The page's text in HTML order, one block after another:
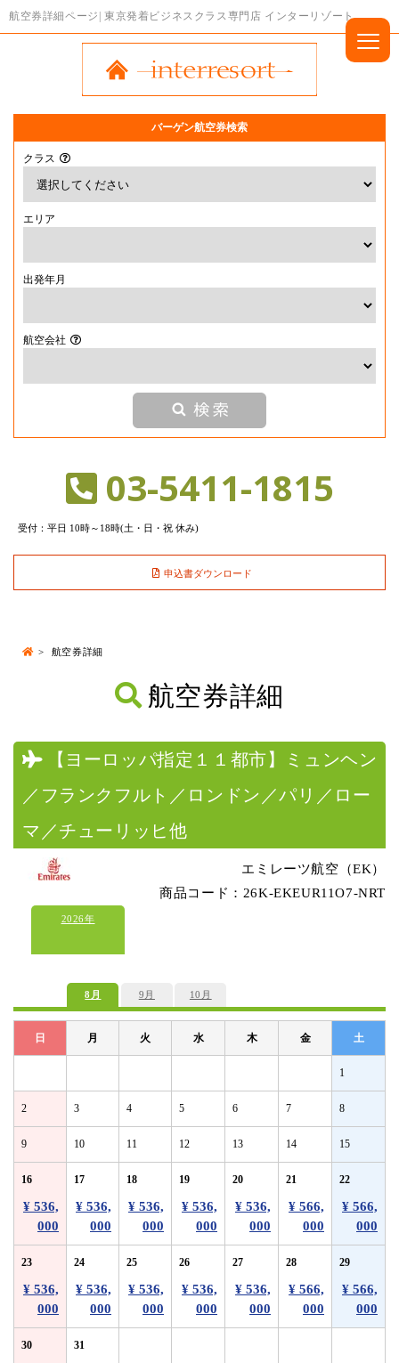
航空券詳細ページ| 東京発着ビジネスクラス専門店 インターリゾート
バーゲン航空券検索
クラス
エリア
出発年月
航空会社
03-5411-1815
受付：平日 10時～18時(土・日・祝 休み)
申込書ダウンロード
航空券詳細
航空券詳細
【ヨーロッパ指定１１都市】ミュンヘン
／フランクフルト／ロンドン／パリ／ロー
マ／チューリッヒ他
エミレーツ航空（EK）
商品コード：26K-EKEUR11O7-NRT
2026年
8月 9月 10月
日 月 火 水 木 金 土
1
2 3 4 5 6 7 8
9 10 11 12 13 14 15
16
¥ 536,
000
17
¥ 536,
000
18
¥ 536,
000
19
¥ 536,
000
20
¥ 536,
000
21
¥ 566,
000
22
¥ 566,
000
23
¥ 536,
000
24
¥ 536,
000
25
¥ 536,
000
26
¥ 536,
000
27
¥ 536,
000
28
¥ 566,
000
29
¥ 566,
000
30 31